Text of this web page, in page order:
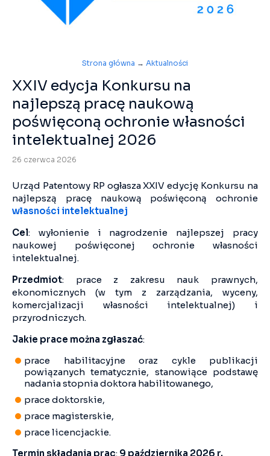
Strona główna → Aktualności
XXIV edycja Konkursu na
najlepszą pracę naukową
poświęconą ochronie własności
intelektualnej 2026
26 czerwca 2026
Urząd Patentowy RP ogłasza XXIV edycję Konkursu na
najlepszą pracę naukową poświęconą ochronie
własności intelektualnej
Cel: wyłonienie i nagrodzenie najlepszej pracy
naukowej poświęconej ochronie własności
intelektualnej.
Przedmiot: prace z zakresu nauk prawnych,
ekonomicznych (w tym z zarządzania, wyceny,
komercjalizacji własności intelektualnej) i
przyrodniczych.
Jakie prace można zgłaszać:
prace habilitacyjne oraz cykle publikacji
powiązanych tematycznie, stanowiące podstawę
nadania stopnia doktora habilitowanego,
prace doktorskie,
prace magisterskie,
prace licencjackie.
Termin składania prac: 9 października 2026 r.